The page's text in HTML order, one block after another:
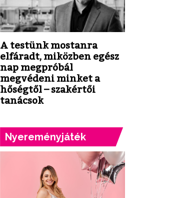
A testünk mostanra
elfáradt, miközben egész
nap megpróbál
megvédeni minket a
hőségtől – szakértői
tanácsok
Nyereményjáték